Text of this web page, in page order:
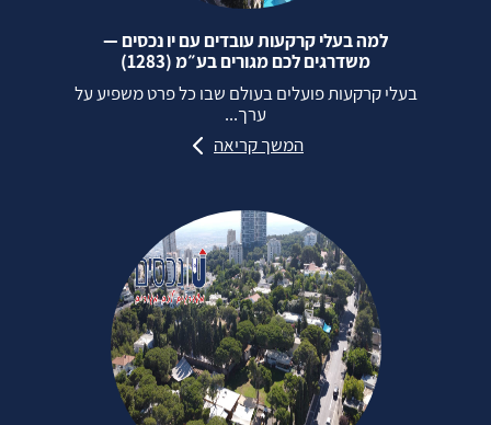
למה בעלי קרקעות עובדים עם יו נכסים —
משדרגים לכם מגורים בע״מ (1283)
בעלי קרקעות פועלים בעולם שבו כל פרט משפיע על
ערך...
המשך קריאה